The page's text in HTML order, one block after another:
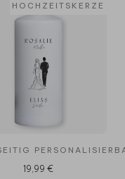
HOCHZEITSKERZE
19,99 €